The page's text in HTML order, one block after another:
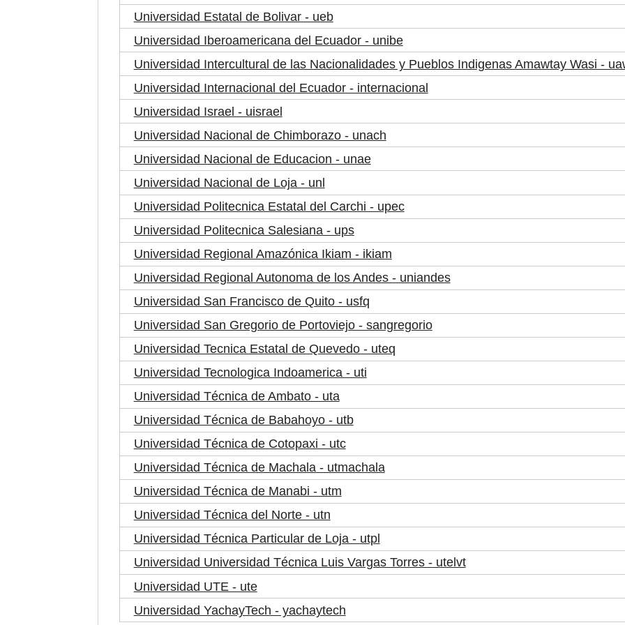
Universidad Estatal de Bolivar - ueb
Universidad Iberoamericana del Ecuador - unibe
Universidad Intercultural de las Nacionalidades y Pueblos Indigenas Amawtay Wasi -
Universidad Internacional del Ecuador - internacional
Universidad Israel - uisrael
Universidad Nacional de Chimborazo - unach
Universidad Nacional de Educacion - unae
Universidad Nacional de Loja - unl
Universidad Politecnica Estatal del Carchi - upec
Universidad Politecnica Salesiana - ups
Universidad Regional Amazónica Ikiam - ikiam
Universidad Regional Autonoma de los Andes - uniandes
Universidad San Francisco de Quito - usfq
Universidad San Gregorio de Portoviejo - sangregorio
Universidad Tecnica Estatal de Quevedo - uteq
Universidad Tecnologica Indoamerica - uti
Universidad Técnica de Ambato - uta
Universidad Técnica de Babahoyo - utb
Universidad Técnica de Cotopaxi - utc
Universidad Técnica de Machala - utmachala
Universidad Técnica de Manabi - utm
Universidad Técnica del Norte - utn
Universidad Técnica Particular de Loja - utpl
Universidad Universidad Técnica Luis Vargas Torres - utelvt
Universidad UTE - ute
Universidad YachayTech - yachaytech